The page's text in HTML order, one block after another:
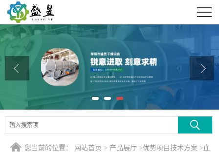
公司首页
公司介绍
公司动态
产品展厅
证书荣誉
联系方式
您当前的位置： 网站首页 > 产品展厅 >优势项目技术方案 > 血